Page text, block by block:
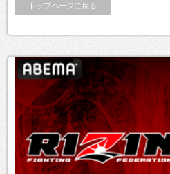
トップページに戻る